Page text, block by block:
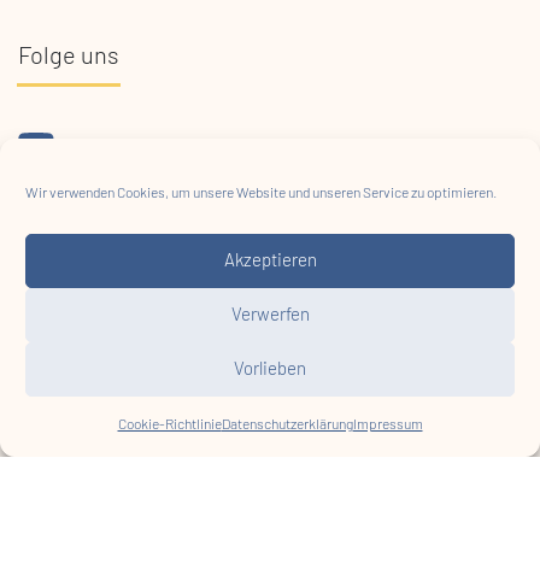
Wir verwenden Cookies, um unsere Website und unseren Service zu optimieren.
Akzeptieren
Verwerfen
Vorlieben
Cookie-RichtlinieDatenschutzerklärungImpressum
Folge uns
Projektförderung